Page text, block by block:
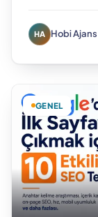
HA Hobi Ajans
GENEL